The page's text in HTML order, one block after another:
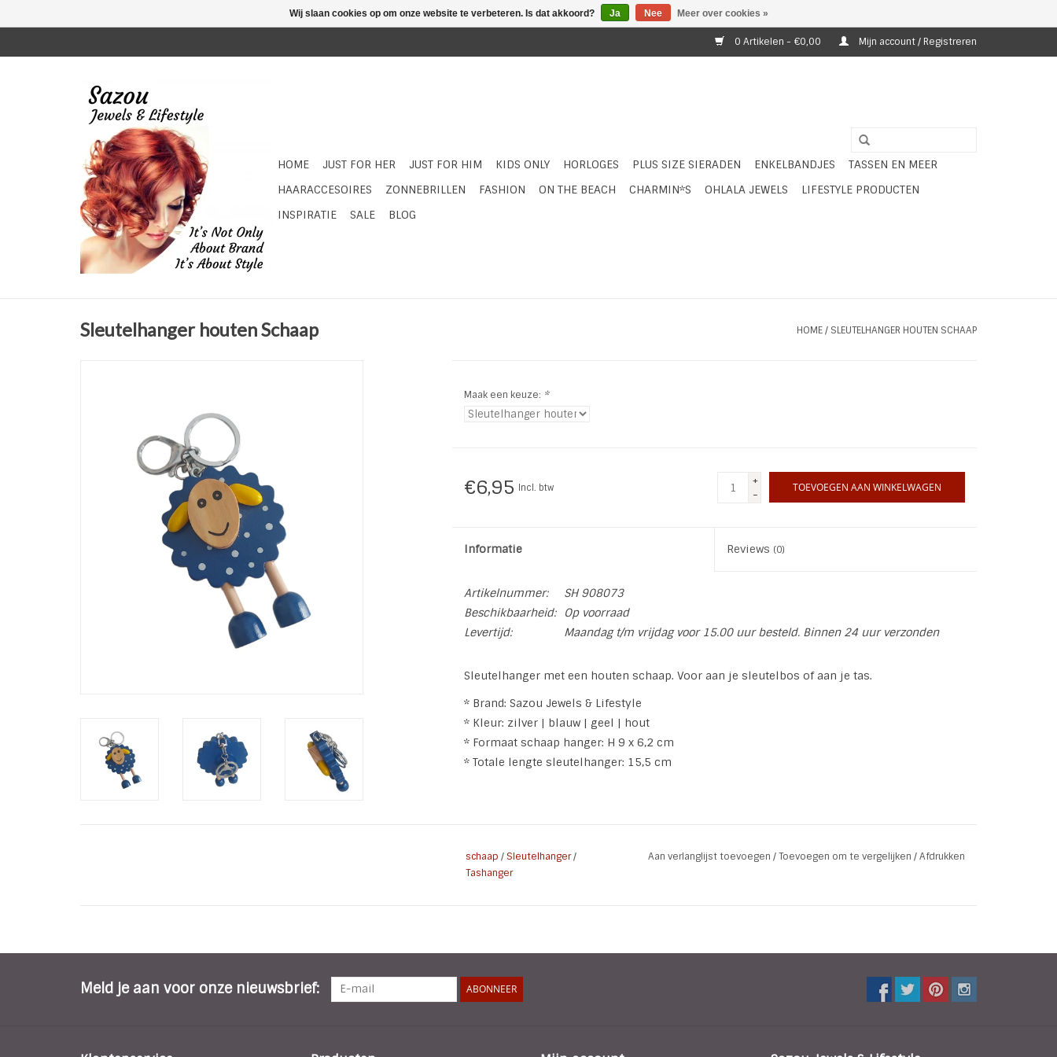
0 Artikelen - €0,00 Mijn account / Registreren
HOME JUST FOR HER JUST FOR HIM KIDS ONLY HORLOGES PLUS SIZE SIERADEN ENKELBANDJES
TASSEN EN MEER
HAARACCESOIRES
ZONNEBRILLEN FASHION ON THE BEACH CHARMIN*S OHLALA JEWELS
LIFESTYLE PRODUCTEN
INSPIRATIE
SALE BLOG
Sleutelhanger houten Schaap HOME/ SLEUTELHANGER HOUTEN SCHAAP
Maak een keuze: *
€6,95 Incl. btw
+
-
TOEVOEGEN AAN WINKELWAGEN
Informatie Reviews (0)
Artikelnummer:
SH 908073
Beschikbaarheid:
Op voorraad
Levertijd:
Maandag t/m vrijdag voor 15.00 uur besteld. Binnen 24 uur verzonden
Sleutelhanger met een houten schaap. Voor aan je sleutelbos of aan je tas.
* Brand: Sazou Jewels & Lifestyle
* Kleur: zilver | blauw | geel | hout
* Formaat schaap hanger: H 9 x 6,2 cm
* Totale lengte sleutelhanger: 15,5 cm
schaap / Sleutelhanger/
Tashanger
Aan verlanglijst toevoegen /Toevoegen om te vergelijken /Afdrukken
Meld je aan voor onze nieuwsbrief: ABONNEER
Wij slaan cookies op om onze website te verbeteren. Is dat akkoord? Ja Nee Meer over cookies »